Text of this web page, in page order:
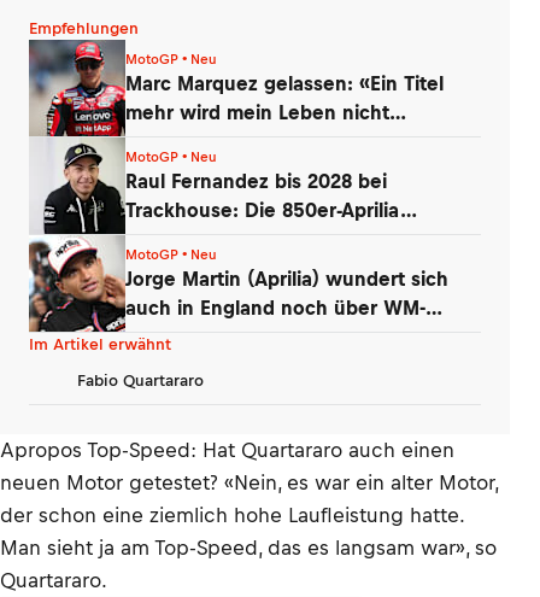
Empfehlungen
MotoGP • Neu
Marc Marquez gelassen: «Ein Titel
mehr wird mein Leben nicht
MotoGP • Neu
Raul Fernandez bis 2028 bei
Trackhouse: Die 850er-Aprilia
MotoGP • Neu
Jorge Martin (Aprilia) wundert sich
auch in England noch über WM-
Führung
Im Artikel erwähnt
Fabio Quartararo
Apropos Top-Speed: Hat Quartararo auch einen
neuen Motor getestet? «Nein, es war ein alter Motor,
der schon eine ziemlich hohe Laufleistung hatte.
Man sieht ja am Top-Speed, das es langsam war», so
Quartararo.